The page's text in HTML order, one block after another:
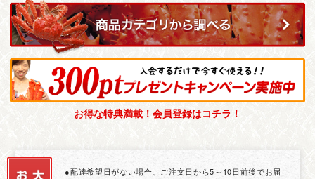
お得な特典満載！会員登録はコチラ！
●配達希望日がない場合、ご注文日から5～10日前後でお届